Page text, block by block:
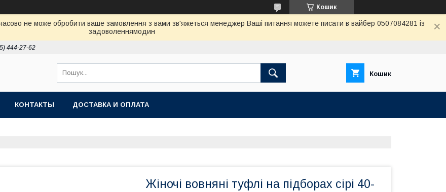
Кошик
не може обробити ваше замовлення з вами зв'яжеться менеджер Ваші питання можете писати в вайбер 0507084281 із
задоволеннямодин
444-27-62
Кошик
КОНТАКТЫ ДОСТАВКА И ОПЛАТА
Жіночі вовняні туфлі на підборах сірі 40-